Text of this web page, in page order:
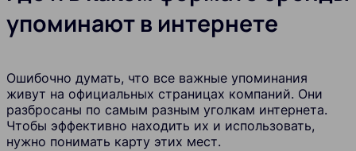
упоминают в интернете
Ошибочно думать, что все важные упоминания
живут на официальных страницах компаний. Они
разбросаны по самым разным уголкам интернета.
Чтобы эффективно находить их и использовать,
нужно понимать карту этих мест.